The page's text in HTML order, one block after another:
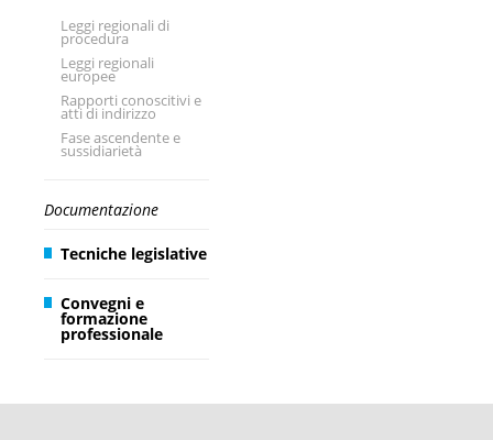
Leggi regionali di
procedura
Leggi regionali
europee
Rapporti conoscitivi e
atti di indirizzo
Fase ascendente e
sussidiarietà
Documentazione
Tecniche legislative
Convegni e
formazione
professionale